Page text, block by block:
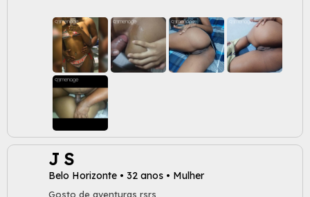
J S
Belo Horizonte • 32 anos • Mulher
Gosto de aventuras rsrs